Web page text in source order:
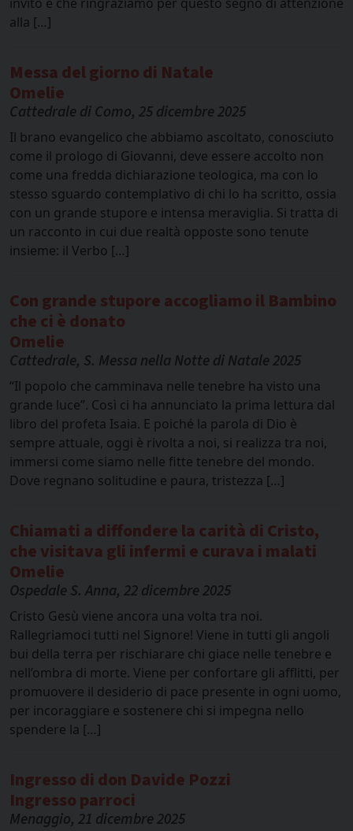
alla […]
Messa del giorno di Natale
Omelie
Cattedrale di Como, 25 dicembre 2025
Il brano evangelico che abbiamo ascoltato, conosciuto
come il prologo di Giovanni, deve essere accolto non
come una fredda dichiarazione teologica, ma con lo
stesso sguardo contemplativo di chi lo ha scritto, ossia
con un grande stupore e intensa meraviglia. Si tratta di
un racconto in cui due realtà opposte sono tenute
insieme: il Verbo […]
Con grande stupore accogliamo il Bambino
che ci è donato
Omelie
Cattedrale, S. Messa nella Notte di Natale 2025
“Il popolo che camminava nelle tenebre ha visto una
grande luce”. Così ci ha annunciato la prima lettura dal
libro del profeta Isaia. E poiché la parola di Dio è
sempre attuale, oggi è rivolta a noi, si realizza tra noi,
immersi come siamo nelle fitte tenebre del mondo.
Dove regnano solitudine e paura, tristezza […]
Chiamati a diffondere la carità di Cristo,
che visitava gli infermi e curava i malati
Omelie
Ospedale S. Anna, 22 dicembre 2025
Cristo Gesù viene ancora una volta tra noi.
Rallegriamoci tutti nel Signore! Viene in tutti gli angoli
bui della terra per rischiarare chi giace nelle tenebre e
nell’ombra di morte. Viene per confortare gli afflitti, per
promuovere il desiderio di pace presente in ogni uomo,
per incoraggiare e sostenere chi si impegna nello
spendere la […]
Ingresso di don Davide Pozzi
Ingresso parroci
Menaggio, 21 dicembre 2025